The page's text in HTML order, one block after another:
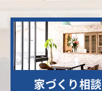
家づくり相談